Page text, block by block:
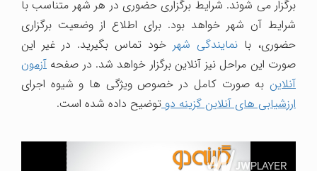
برگزار می شوند. شرایط برگزاری حضوری در هر شهر متناسب با
شرایط آن شهر خواهد بود. برای اطلاع از وضعیت برگزاری
حضوری، با نمایندگی شهر خود تماس بگیرید. در غیر این
صورت این مراحل نیز آنلاین برگزار خواهد شد. در صفحه آزمون
آنلاین به صورت کامل در خصوص ویژگی ها و شیوه اجرای
ارزشیابی های آنلاین گزینه دوتوضیح داده شده است.